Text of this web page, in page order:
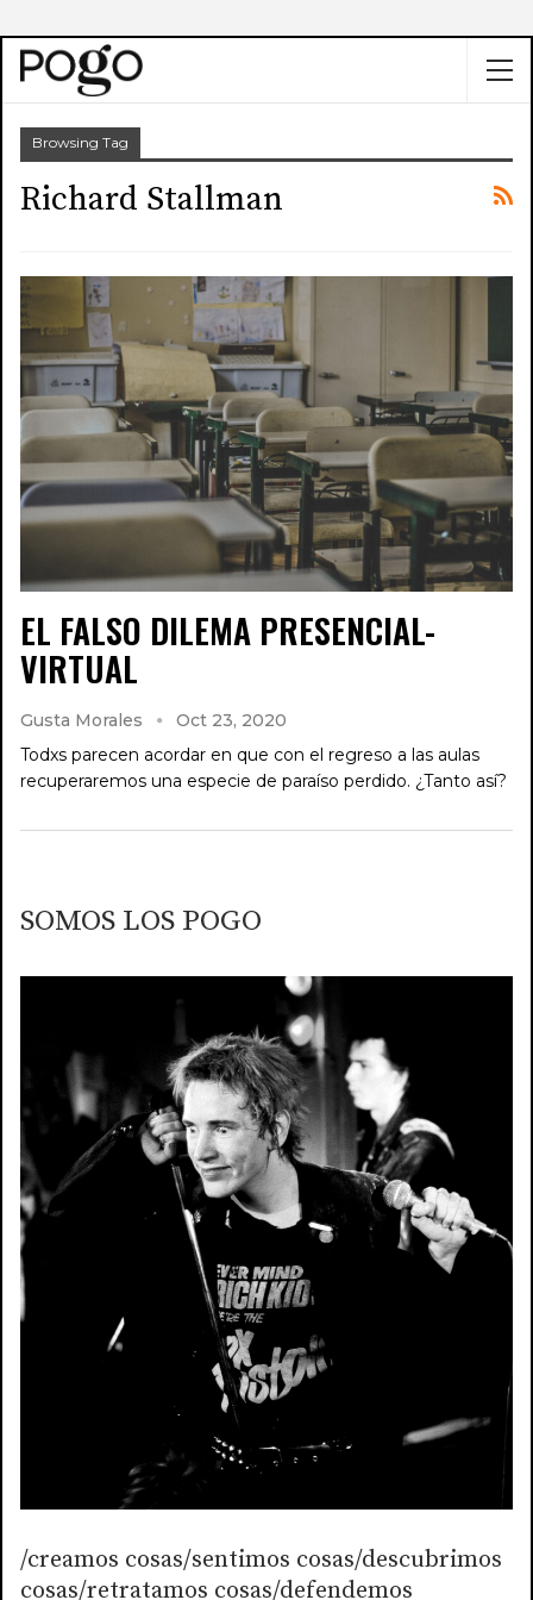
Browsing Tag
Richard Stallman
EL FALSO DILEMA PRESENCIAL-
VIRTUAL
Gusta Morales
Oct 23, 2020
Todxs parecen acordar en que con el regreso a las aulas
recuperaremos una especie de paraíso perdido. ¿Tanto así?
SOMOS LOS POGO
/creamos cosas/sentimos cosas/descubrimos
cosas/retratamos cosas/defendemos